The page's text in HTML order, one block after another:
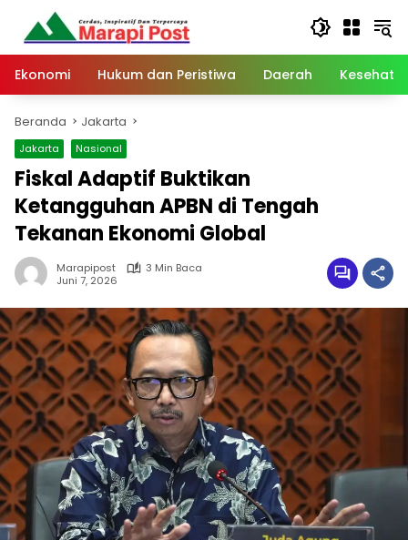
Langsung
konten
Ekonomi
Hukum dan Peristiwa Daerah
Beranda Jakarta
Jakarta Nasional
Fiskal Adaptif Buktikan
Ketangguhan APBN di Tengah
Tekanan Ekonomi Global
Marapipost
3 Min Baca
Juni 7, 2026